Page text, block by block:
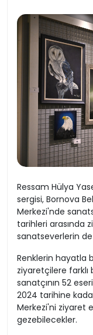
Ressam Hülya
sergisi, Bornova
Merkezi'nde
tarihleri arasında
sanatseverlerin de
Renklerin hayatla
ziyaretçilere
sanatçının 52
2024 tarihine
Merkezi'ni ziyaret
gezebilecekler.